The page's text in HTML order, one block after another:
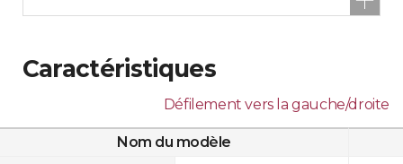
Caractéristiques
Défilement vers la gauche/droite
Nom du modèle